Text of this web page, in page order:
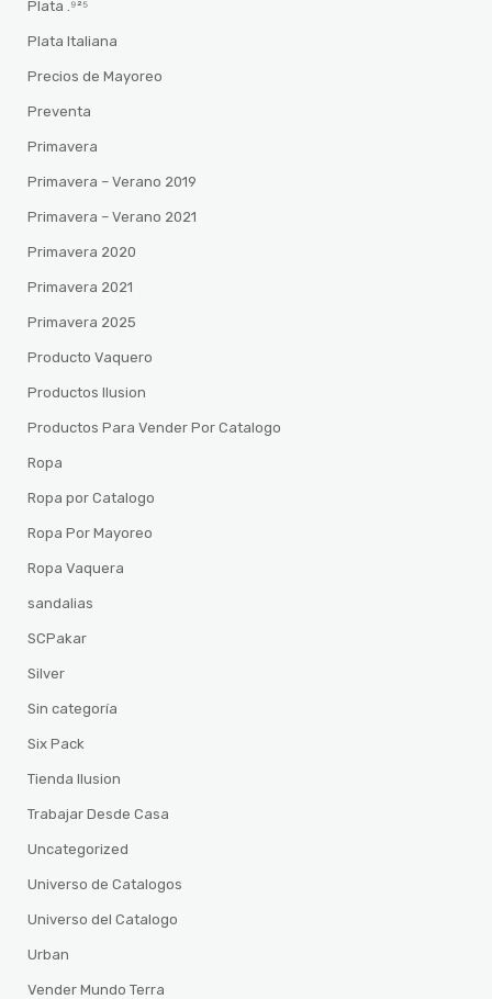
Plata .⁹²⁵
Plata Italiana
Precios de Mayoreo
Preventa
Primavera
Primavera – Verano 2019
Primavera – Verano 2021
Primavera 2020
Primavera 2021
Primavera 2025
Producto Vaquero
Productos Ilusion
Productos Para Vender Por Catalogo
Ropa
Ropa por Catalogo
Ropa Por Mayoreo
Ropa Vaquera
sandalias
SCPakar
Silver
Sin categoría
Six Pack
Tienda Ilusion
Trabajar Desde Casa
Uncategorized
Universo de Catalogos
Universo del Catalogo
Urban
Vender Mundo Terra